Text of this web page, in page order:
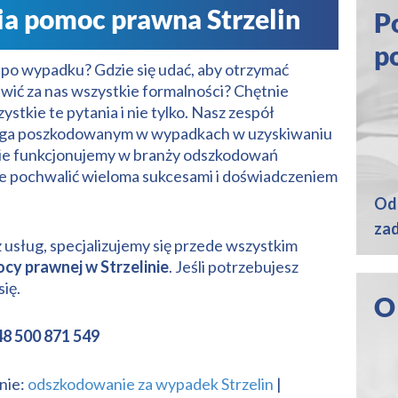
pomoc prawna Strzelin
wypadku? Gdzie się udać, aby otrzymać
za nas wszystkie formalności? Chętnie
te pytania i nie tylko. Nasz zespół
poszkodowanym w wypadkach w uzyskiwaniu
funkcjonujemy w branży odszkodowań
pochwalić wieloma sukcesami i doświadczeniem
specjalizujemy się przede wszystkim
prawnej w Strzelinie. Jeśli potrzebujesz
500 871 549
odszkodowanie za wypadek Strzelin |